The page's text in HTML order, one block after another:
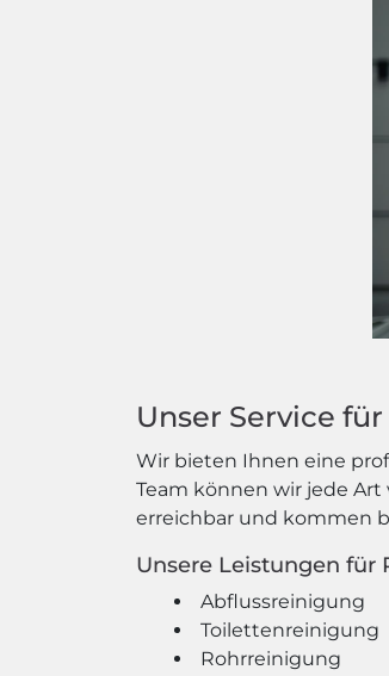
Unser Service
Wir bieten Ihnen eine
Team können wir jede Art
erreichbar und kommen
Unsere Leistungen für
Abflussreinigung
Toilettenreinigung
Rohrreinigung